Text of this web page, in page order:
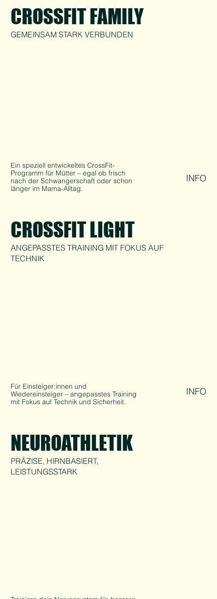
CROSSFIT FAMILY
GEMEINSAM STARK VERBUNDEN
Ein speziell entwickeltes CrossFit-
Programm für Mütter – egal ob frisch
nach der Schwangerschaft oder schon
länger im Mama-Alltag.
INFO
CROSSFIT LIGHT
ANGEPASSTES TRAINING MIT FOKUS AUF
TECHNIK
Für Einsteiger:innen und
Wiedereinsteiger – angepasstes Training
mit Fokus auf Technik und Sicherheit.
INFO
NEUROATHLETIK
PRÄZISE, HIRNBASIERT,
LEISTUNGSSTARK